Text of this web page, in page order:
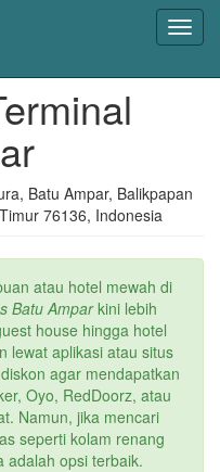
Batu Ampar, Balikpapan
76136, Indonesia
atau hotel mewah di
Batu Amparkini lebih
house hingga hotel
lewat aplikasi atau situs
agar mendapatkan
Oyo, RedDoorz, atau
Namun, jika mencari
seperti kolam renang
adalah opsi terbaik.